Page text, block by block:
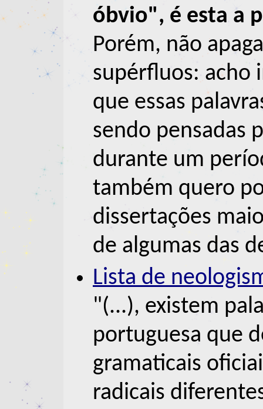
óbvio", é esta a
Porém, não
supérfluos: acho
que essas
sendo pensadas
durante um
também quero
dissertações
de algumas das
Lista de
"(...), existem
portuguesa que
gramaticais
radicais